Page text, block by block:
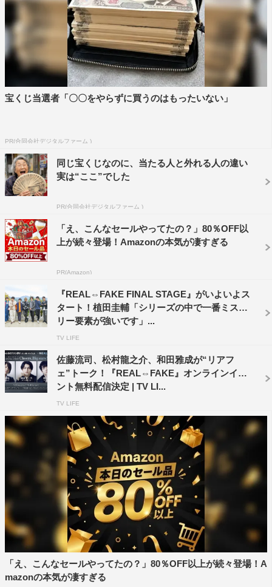
宝くじ当選者「〇〇をやらずに買うのはもったいない」
PR(合同会社デジタルファーム )
同じ宝くじなのに、当たる人と外れる人の違い
実は“ここ”でした
PR(合同会社デジタルファーム )
「え、こんなセールやってたの？」80％OFF以
上が続々登場！Amazonの本気が凄すぎる
PR(Amazon)
『REAL⇔FAKE FINAL STAGE』がいよいよス
タート！植田圭輔「シリーズの中で一番ミステ
リー要素が強いです」...
TV LIFE
佐藤流司、松村龍之介、和田雅成が“リアフ
ェ”トーク！『REAL⇔FAKE』オンラインイベ
ント無料配信決定 | TV LI...
TV LIFE
「え、こんなセールやってたの？」80％OFF以上が続々登場！A
mazonの本気が凄すぎる